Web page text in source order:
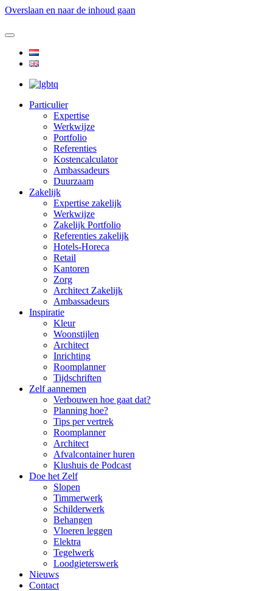
Overslaan en naar de inhoud gaan
Particulier
Expertise
Werkwijze
Portfolio
Referenties
Kostencalculator
Ambassadeurs
Duurzaam
Zakelijk
Expertise zakelijk
Werkwijze
Zakelijk Portfolio
Referenties zakelijk
Hotels-Horeca
Retail
Kantoren
Zorg
Architect Zakelijk
Ambassadeurs
Inspiratie
Kleur
Woonstijlen
Architect
Inrichting
Roomplanner
Tijdschriften
Zelf aannemen
Verbouwen hoe gaat dat?
Planning hoe?
Tips per vertrek
Roomplanner
Architect
Afvalcontainer huren
Klushuis de Podcast
Doe het Zelf
Slopen
Timmerwerk
Schilderwerk
Behangen
Vloeren leggen
Elektra
Tegelwerk
Loodgieterswerk
Nieuws
Contact